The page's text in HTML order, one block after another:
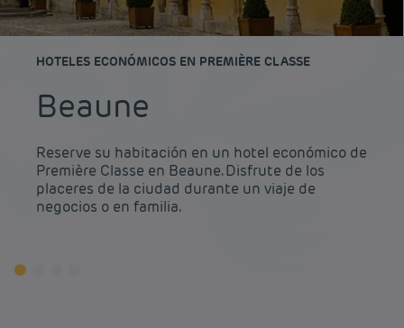
HOTELES ECONÓMICOS EN PREMIÈRE CLASSE
Beaune
Reserve su habitación en un hotel económico de
Première Classe en Beaune. Disfrute de los
placeres de la ciudad durante un viaje de
negocios o en familia.